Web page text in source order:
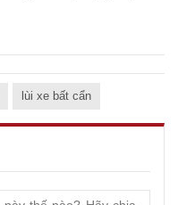
lùi xe bất cẩn